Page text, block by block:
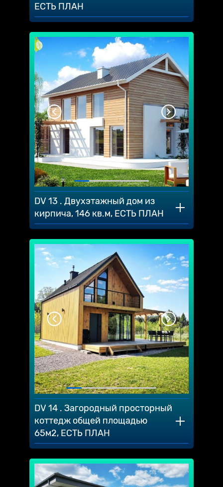
ЕСТЬ ПЛАН
DV 13 . Двухэтажный дом из
кирпича, 146 кв.м, ЕСТЬ ПЛАН
DV 14 . Загородный просторный
коттедж общей площадью
65м2, ЕСТЬ ПЛАН